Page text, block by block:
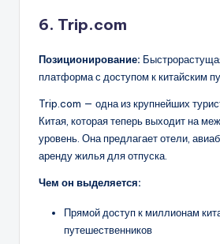
6. Trip.com
Позиционирование:
платформа с доступом к китайским
Trip.com — одна из крупнейших
Китая, которая теперь выходит на
уровень. Она предлагает отели,
аренду жилья для отпуска.
Чем он выделяется:
Прямой доступ к миллионам
путешественников